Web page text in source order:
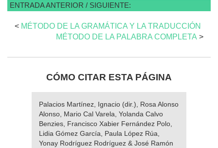
ENTRADA ANTERIOR / SIGUIENTE:
< MÉTODO DE LA GRAMÁTICA Y LA TRADUCCIÓN
MÉTODO DE LA PALABRA COMPLETA >
CÓMO CITAR ESTA PÁGINA
Palacios Martínez, Ignacio (dir.), Rosa Alonso
Alonso, Mario Cal Varela, Yolanda Calvo
Benzies, Francisco Xabier Fernández Polo,
Lidia Gómez García, Paula López Rúa,
Yonay Rodríguez Rodríguez & José Ramón